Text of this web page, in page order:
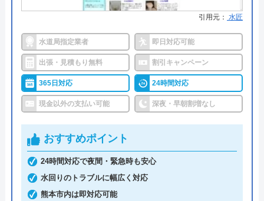
無料であり、料金や内容に納得できない場合はキャ
ンセルしても構いません。その場合、料金は発生し
ないため安心です。
深夜や早朝にも対応していますが、追加料金が発生
する可能性があります。また、支払い方法は基本的
に現金払いであるため、依頼する際は手元に現金を
全国で幅広い依頼に対応しており、実績も豊富な業
者です。
引用元： 水匠
水道局指定業者 即日対応可能
出張・見積もり無料 割引キャンペーン
365日対応 24時間対応
現金以外の支払い可能 深夜・早朝割増なし
おすすめポイント
24時間対応で夜間・緊急時も安心
水回りのトラブルに幅広く対応
熊本市内は即対応可能